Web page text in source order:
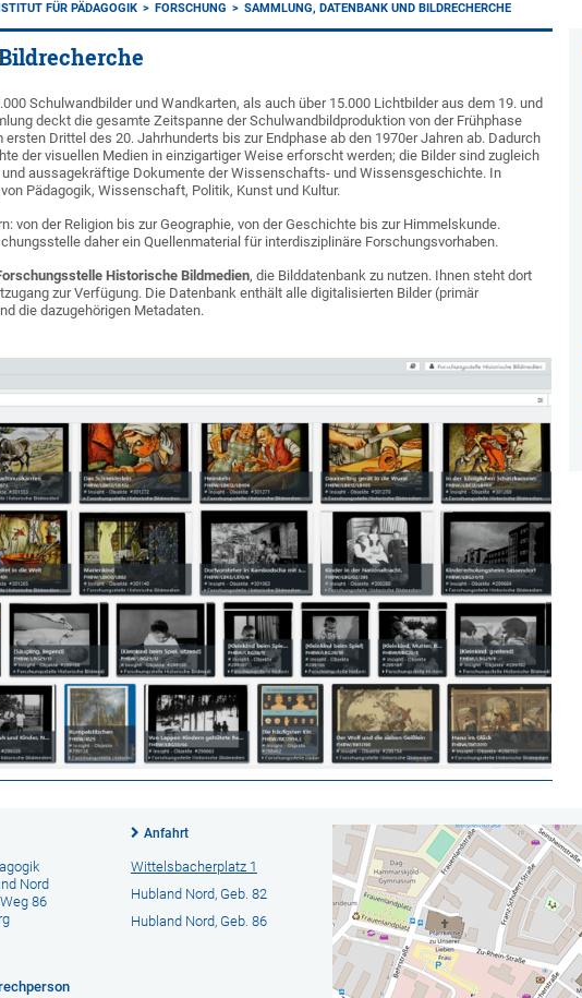
FÜR PÄDAGOGIK FORSCHUNG SAMMLUNG, DATENBANK UND BILDRECHERCHE
Schulwandbilder und Wandkarten, als auch über 15.000 Lichtbilder aus dem 19. und
deckt die gesamte Zeitspanne der Schulwandbildproduktion von der Frühphase
Drittel des 20. Jahrhunderts bis zur Endphase ab den 1970er Jahren ab. Dadurch
der visuellen Medien in einzigartiger Weise erforscht werden; die Bilder sind zugleich
aussagekräftige Dokumente der Wissenschafts- und Wissensgeschichte. In
Pädagogik, Wissenschaft, Politik, Kunst und Kultur.
von der Religion bis zur Geographie, von der Geschichte bis zur Himmelskunde.
daher ein Quellenmaterial für interdisziplinäre Forschungsvorhaben.
Historische Bildmedien, die Bilddatenbank zu nutzen. Ihnen steht dort
zur Verfügung. Die Datenbank enthält alle digitalisierten Bilder (primär
die dazugehörigen Metadaten.
Nord
86
Anfahrt
Wittelsbacherplatz 1
Hubland Nord, Geb. 82
Hubland Nord, Geb. 86